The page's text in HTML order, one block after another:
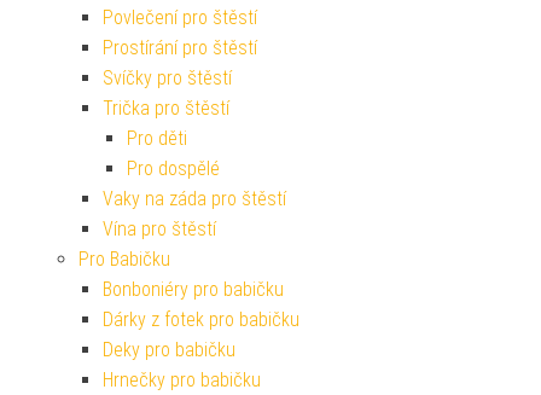
Povlečení pro štěstí
Prostírání pro štěstí
Svíčky pro štěstí
Trička pro štěstí
Pro děti
Pro dospělé
Vaky na záda pro štěstí
Vína pro štěstí
Pro Babičku
Bonboniéry pro babičku
Dárky z fotek pro babičku
Deky pro babičku
Hrnečky pro babičku